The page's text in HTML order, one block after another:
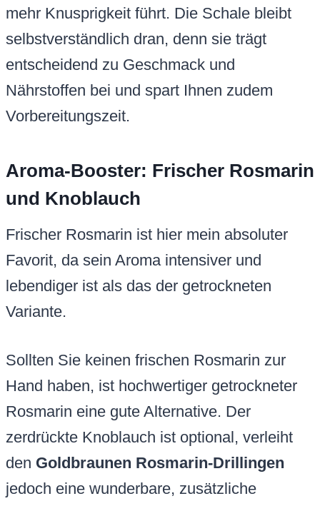
mehr Knusprigkeit führt. Die Schale bleibt
selbstverständlich dran, denn sie trägt
entscheidend zu Geschmack und
Nährstoffen bei und spart Ihnen zudem
Vorbereitungszeit.
Aroma-Booster: Frischer Rosmarin
und Knoblauch
Frischer Rosmarin ist hier mein absoluter
Favorit, da sein Aroma intensiver und
lebendiger ist als das der getrockneten
Variante.
Sollten Sie keinen frischen Rosmarin zur
Hand haben, ist hochwertiger getrockneter
Rosmarin eine gute Alternative. Der
zerdrückte Knoblauch ist optional, verleiht
den Goldbraunen Rosmarin-Drillingen
jedoch eine wunderbare, zusätzliche